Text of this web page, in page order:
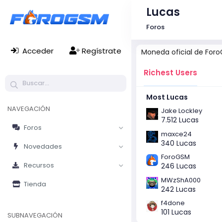
Acceder Regístrate
NAVEGACIÓN
Foros
Novedades
Recursos
Tienda
SUBNAVEGACIÓN
Lucas
Foros
Moneda oficial de
Richest Users
Most Lucas
Jake Lockley
7.512 Lucas
maxce24
340 Lucas
ForoGSM
246 Lucas
MWzShA000
242 Lucas
f4done
101 Lucas